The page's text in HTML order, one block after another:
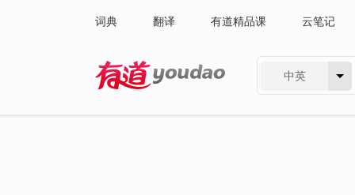
词典 翻译 有道精品课 云笔记
中英